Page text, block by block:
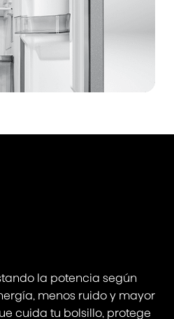
la potencia según
menos ruido y mayor
cuida tu bolsillo, protege